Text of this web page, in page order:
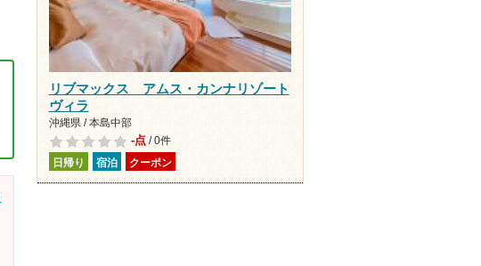
リブマックス アムス・カンナリゾート
ヴィラ
沖縄県 / 本島中部
-点/ 0件
日帰り 宿泊 クーポン